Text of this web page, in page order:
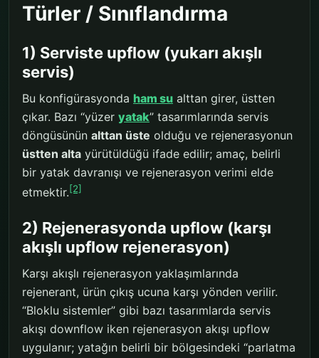
Türler / Sınıflandırma
1) Serviste upflow (yukarı akışlı
servis)
Bu konfigürasyonda ham su alttan girer, üstten
çıkar. Bazı “yüzer yatak” tasarımlarında servis
döngüsünün alttan üste olduğu ve rejenerasyonun
üstten alta yürütüldüğü ifade edilir; amaç, belirli
bir yatak davranışı ve rejenerasyon verimi elde
etmektir.[2]
2) Rejenerasyonda upflow (karşı
akışlı upflow rejenerasyon)
Karşı akışlı rejenerasyon yaklaşımlarında
rejenerant, ürün çıkış ucuna karşı yönden verilir.
“Bloklu sistemler” gibi bazı tasarımlarda servis
akışı downflow iken rejenerasyon akışı upflow
uygulanır; yatağın belirli bir bölgesindeki “parlatma